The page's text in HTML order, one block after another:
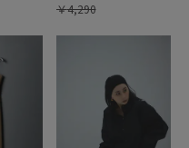
￥4,290